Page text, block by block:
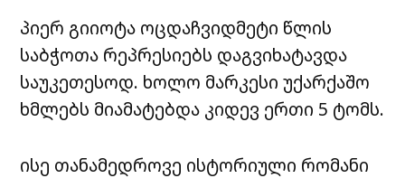
პიერ გიიოტა ოცდაჩვიდმეტი წლის
საბჭოთა რეპრესიებს დაგვიხატავდა
საუკეთესოდ. ხოლო მარკესი უქარქაშო
ხმლებს მიამატებდა კიდევ ერთი 5 ტომს.
ისე თანამედროვე ისტორიული რომანი